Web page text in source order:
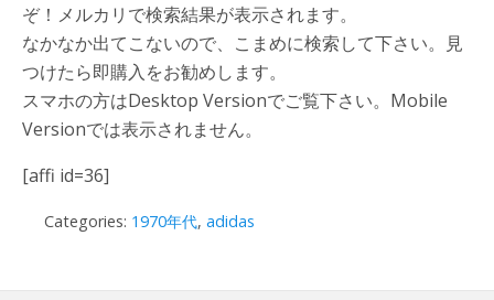
ぞ！メルカリで検索結果が表示されます。
なかなか出てこないので、こまめに検索して下さい。見
つけたら即購入をお勧めします。
スマホの方はDesktop Versionでご覧下さい。Mobile
Versionでは表示されません。
[affi id=36]
Categories: 1970年代, adidas